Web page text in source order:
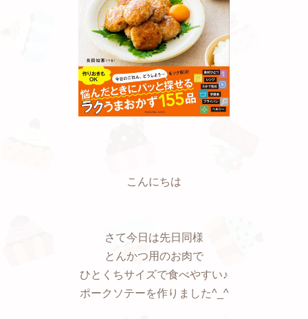
こんにちは
さて今日は先日同様
とんかつ用のお肉で
ひとくちサイズで食べやすい♪
ポークソテーを作りました^_^